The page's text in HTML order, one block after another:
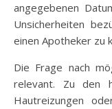
angegebenen
Unsicherheiten
einen Apotheker zu
Die Frage nach
relevant. Zu den
Hautreizungen